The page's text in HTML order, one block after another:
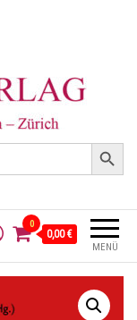
Search Button
MENÜ
0
0,00 €